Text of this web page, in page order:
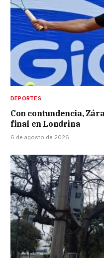
DEPORTES
Con contundencia,
final en Londrina
6 de agosto de 2026